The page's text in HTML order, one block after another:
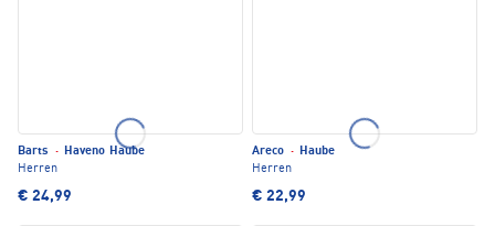
Barts · Haveno Haube
Herren
€ 24,99
Areco · Haube
Herren
€ 22,99